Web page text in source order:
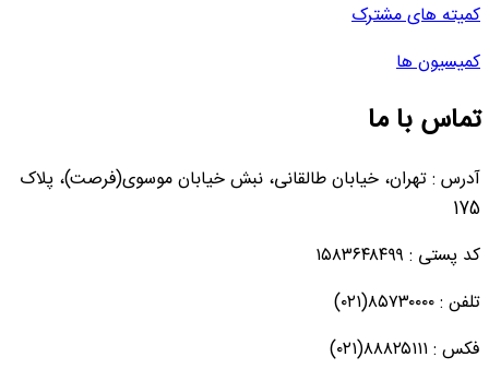
کمیته های مشترک
کمیسیون ها
تماس با ما
آدرس : تهران، خیابان طالقانی، نبش خیابان موسوی(فرصت)، پلاک
175
کد پستی : ۱۵۸۳۶۴۸۴۹۹
تلفن : ۸۵۷۳۰۰۰۰(۰۲۱)
فکس : ۸۸۸۲۵۱۱۱(۰۲۱)